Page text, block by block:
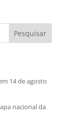
Pesquisar
14 de agosto
nacional da